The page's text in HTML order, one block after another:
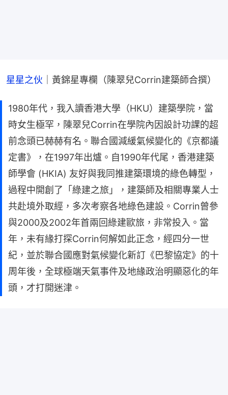
星星之伙 ｜黃錦星專欄（陳翠兒Corrin建築師合撰）
1980年代，我入讀香港大學（HKU）建築學院，當
時女生極罕，陳翠兒Corrin在學院內因設計功課的超
前念頭已赫赫有名。聯合國減緩氣候變化的《京都議
定書》，在1997年出爐。自1990年代尾，香港建築
師學會 (HKIA) 友好與我同推建築環境的綠色轉型，
過程中開創了「綠建之旅」，建築師及相關專業人士
共赴境外取經，多次考察各地綠色建設。Corrin曾參
與2000及2002年首兩回綠建歐旅，非常投入。當
年，未有緣打探Corrin何解如此正念，經四分一世
紀，並於聯合國應對氣候變化新訂《巴黎協定》的十
周年後，全球極端天氣事件及地緣政治明顯惡化的年
頭，才打開迷津。